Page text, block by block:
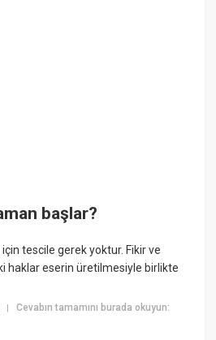
başlar?
için tescile gerek yoktur. Fikir ve
haklar eserin üretilmesiyle birlikte
|Cevabın tamamını burada okuyun: